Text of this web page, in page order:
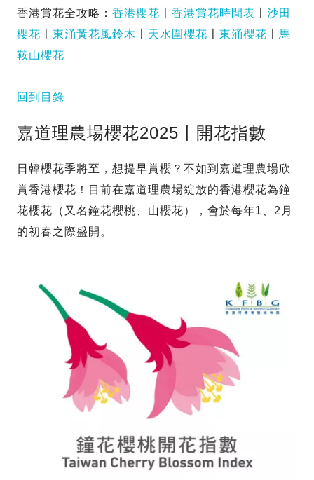
香港賞花全攻略： 香港櫻花 香港賞花時間表
沙田
櫻花
東涌黃花風鈴木 天水圍櫻花 東涌櫻花
馬
鞍山櫻花
回到目錄
嘉道理農場櫻花2025〡開花指數
日韓櫻花季將至，想提早賞櫻？不如到嘉道理農場欣
賞香港櫻花！目前在嘉道理農場綻放的香港櫻花為鐘
花櫻花（又名鐘花櫻桃、山櫻花），會於每年1、2月
的初春之際盛開。